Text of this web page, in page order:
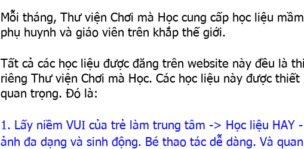
Mỗi tháng, Thư viện Chơi mà Học cung cấp học liệu
phụ huynh và giáo viên trên khắp thế giới.
Tất cả các học liệu được đăng trên website này đều là
riêng Thư viện Chơi mà Học. Các học liệu này được
quan trọng. Đó là:
1. Lấy niềm VUI của trẻ làm trung tâm -> Học liệu HAY -
ảnh đa dạng và sinh động. Bé thao tác dễ dàng. Và